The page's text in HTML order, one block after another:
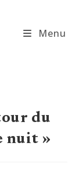
Menu
du
nuit »